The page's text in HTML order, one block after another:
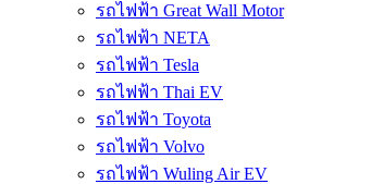
รถไฟฟ้า Great Wall Motor
รถไฟฟ้า NETA
รถไฟฟ้า Tesla
รถไฟฟ้า Thai EV
รถไฟฟ้า Toyota
รถไฟฟ้า Volvo
รถไฟฟ้า Wuling Air EV